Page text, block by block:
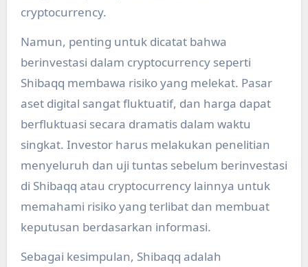
cryptocurrency.
Namun, penting untuk dicatat bahwa
berinvestasi dalam cryptocurrency seperti
Shibaqq membawa risiko yang melekat. Pasar
aset digital sangat fluktuatif, dan harga dapat
berfluktuasi secara dramatis dalam waktu
singkat. Investor harus melakukan penelitian
menyeluruh dan uji tuntas sebelum berinvestasi
di Shibaqq atau cryptocurrency lainnya untuk
memahami risiko yang terlibat dan membuat
keputusan berdasarkan informasi.
Sebagai kesimpulan, Shibaqq adalah